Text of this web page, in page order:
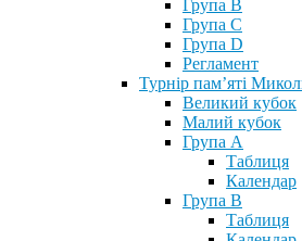
Група В
Група С
Група D
Регламент
Турнір пам’яті
Великий кубок
Малий кубок
Група А
Таблиця
Календар
Група В
Таблиця